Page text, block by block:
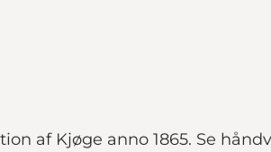
af Kjøge anno 1865. Se